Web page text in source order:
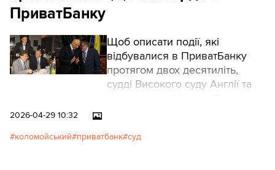
ПриватБанку
Щоб описати події, які
відбувалися в ПриватБанку
протягом двох десятиліть,
судді Високого суду Англії та
судовій справі проти колишніх
2026-04-29 10:32
коломойський приватбанк суд